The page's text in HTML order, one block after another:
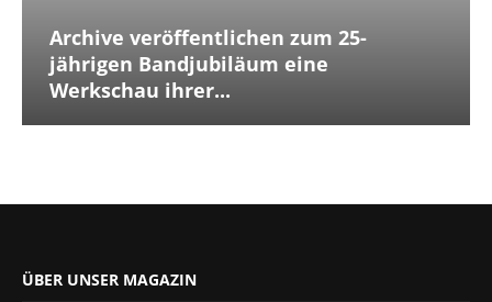
Archive veröffentlichen zum 25-
jährigen Bandjubiläum eine
Werkschau ihrer...
ÜBER UNSER MAGAZIN